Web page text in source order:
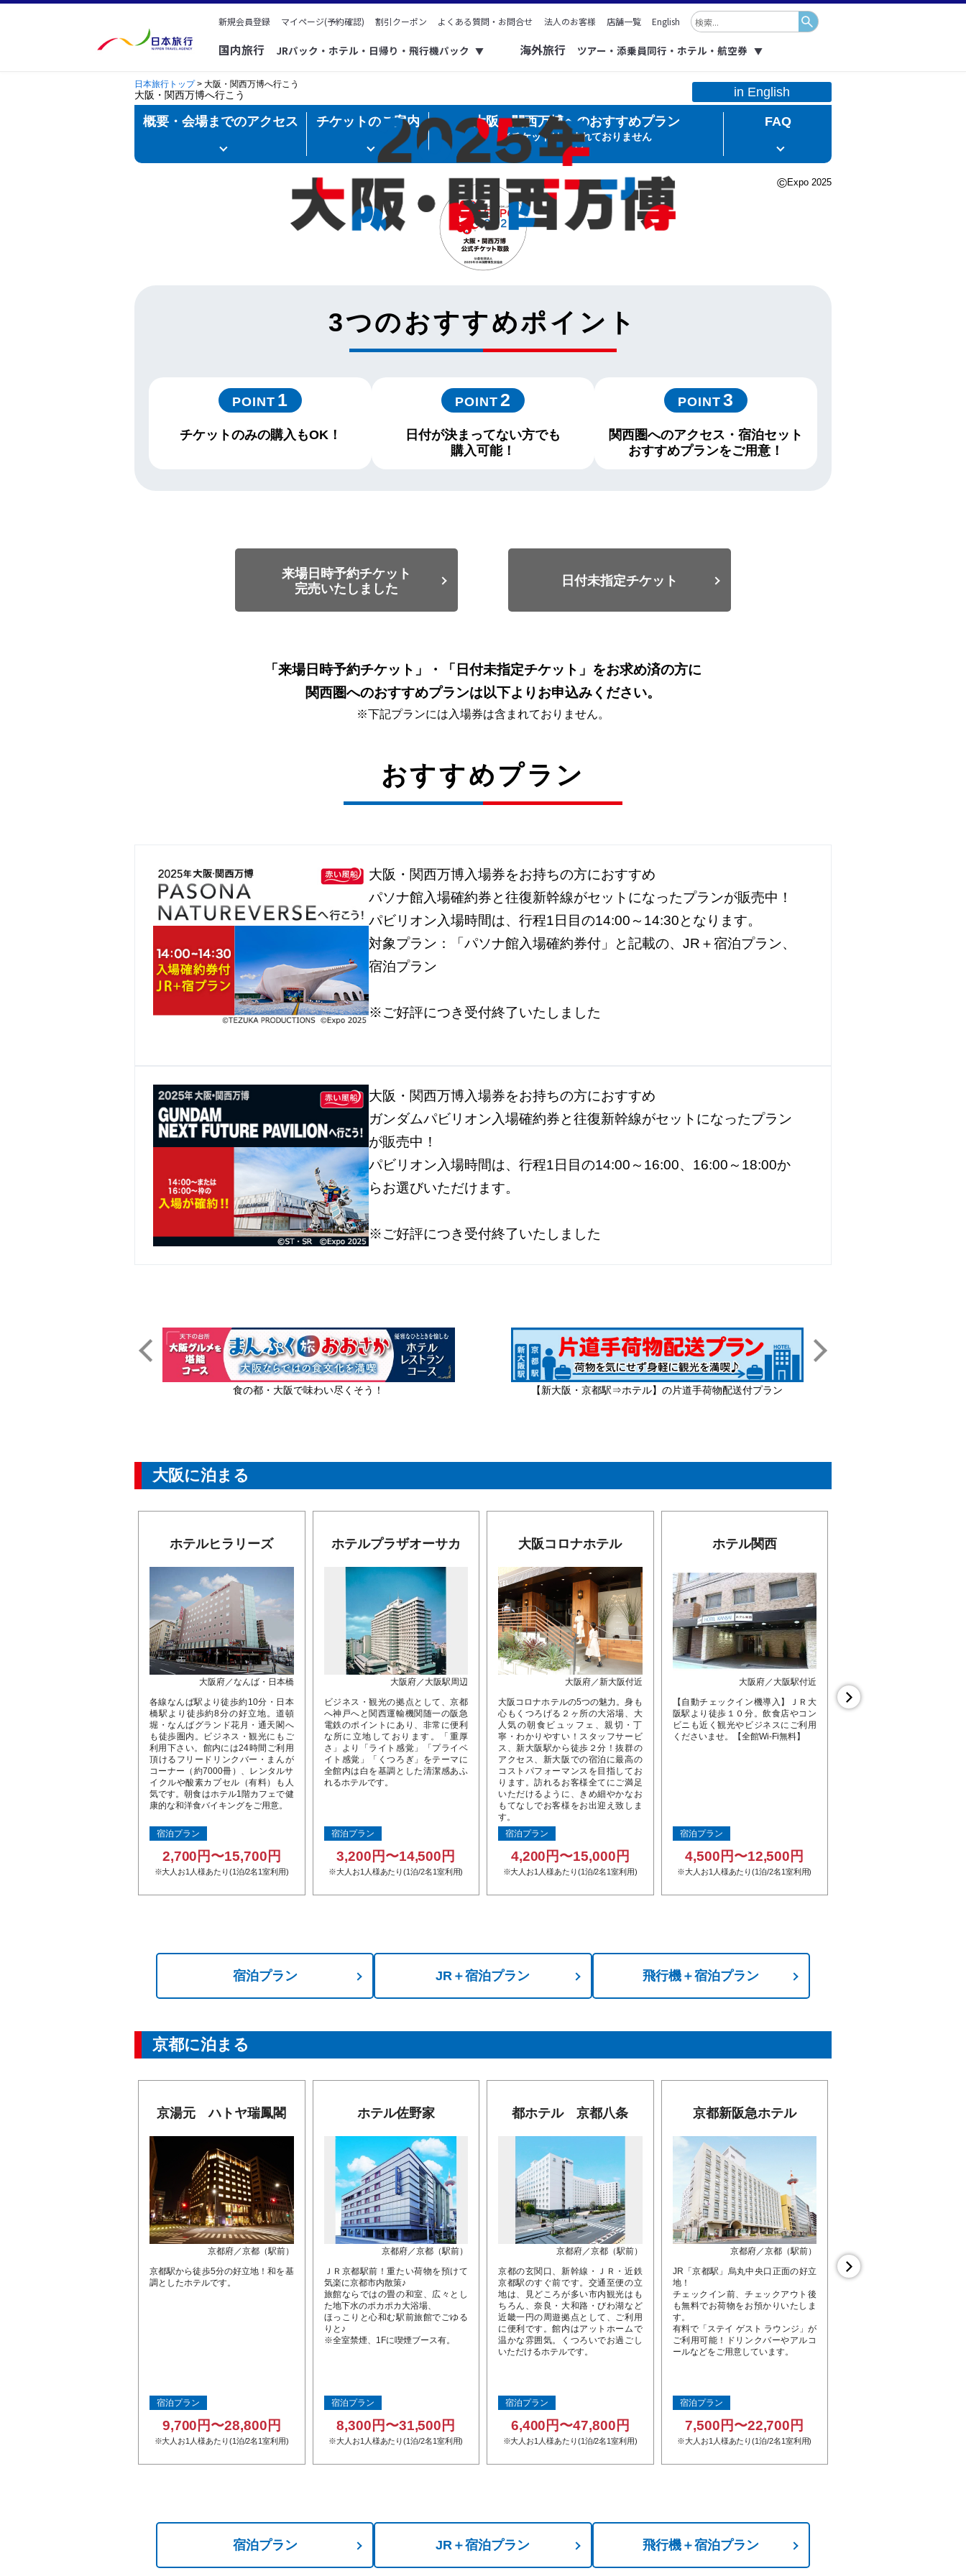
新規会員登録 マイページ(予約確認) 割引クーポン よくある質問・お問合せ 法人のお客様 店舗一覧 English
国内旅行 JRパック・ホテル・日帰り・飛行機パック ▼ 海外旅行 ツアー・添乗員同行・ホテル・航空券 ▼
日本旅行トップ> 大阪・関西万博へ行こう
大阪・関西万博へ行こう in English
概要・会場までのアクセス チケットのご案内 大阪・関西万博へのおすすめプラン
※チケットは含まれておりません
FAQ
©Expo 2025
3つのおすすめポイント
POINT 1
チケットのみの購入もOK！
POINT 2
日付が決まってない方でも
購入可能！
POINT 3
関西圏へのアクセス・宿泊セット
おすすめプランをご用意！
来場日時予約チケット
完売いたしました
日付未指定チケット
「来場日時予約チケット」・「日付未指定チケット」をお求め済の方に
関西圏へのおすすめプランは以下よりお申込みください。
※下記プランには入場券は含まれておりません。
おすすめプラン
大阪・関西万博入場券をお持ちの方におすすめ
パソナ館入場確約券と往復新幹線がセットになったプランが販売中！
パビリオン入場時間は、行程1日目の14:00～14:30となります。
対象プラン：「パソナ館入場確約券付」と記載の、JR＋宿泊プラン、
宿泊プラン
※ご好評につき受付終了いたしました
大阪・関西万博入場券をお持ちの方におすすめ
ガンダムパビリオン入場確約券と往復新幹線がセットになったプラン
が販売中！
パビリオン入場時間は、行程1日目の14:00～16:00、16:00～18:00か
らお選びいただけます。
※ご好評につき受付終了いたしました
食の都・大阪で味わい尽くそう！ 【新大阪・京都駅⇒ホテル】の片道手荷物配送付プラン
大阪に泊まる
ホテルヒラリーズ
大阪府／なんば・日本橋
各線なんば駅より徒歩約10分・日本
橋駅より徒歩約8分の好立地。道頓
堀・なんばグランド花月・通天閣へ
も徒歩圏内。ビジネス・観光にもご
利用下さい。館内には24時間ご利用
頂けるフリードリンクバー・まんが
コーナー（約7000冊）、レンタルサ
イクルや酸素カプセル（有料）も人
気です。朝食はホテル1階カフェで健
康的な和洋食バイキングをご用意。
宿泊プラン
2,700円〜15,700円
※大人お1人様あたり(1泊/2名1室利用)
ホテルプラザオーサカ
大阪府／大阪駅周辺
ビジネス・観光の拠点として、京都
へ神戸へと関西運輸機関随一の阪急
電鉄のポイントにあり、非常に便利
な所に立地しております。「重厚
さ」より「ライト感覚」「プライベ
イト感覚」「くつろぎ」をテーマに
全館内は白を基調とした清潔感あふ
れるホテルです。
宿泊プラン
3,200円〜14,500円
※大人お1人様あたり(1泊/2名1室利用)
大阪コロナホテル
大阪府／新大阪付近
大阪コロナホテルの5つの魅力。身も
心もくつろげる２ヶ所の大浴場、大
人気の朝食ビュッフェ、親切・丁
寧・わかりやすい！スタッフサービ
ス、新大阪駅から徒歩２分！抜群の
アクセス、新大阪での宿泊に最高の
コストパフォーマンスを目指してお
ります。訪れるお客様全てにご満足
いただけるように、きめ細やかなお
もてなしでお客様をお出迎え致しま
す。
宿泊プラン
4,200円〜15,000円
※大人お1人様あたり(1泊/2名1室利用)
ホテル関西
大阪府／大阪駅付近
【自動チェックイン機導入】ＪＲ大
阪駅より徒歩１０分。飲食店やコン
ビニも近く観光やビジネスにご利用
くださいませ。【全館Wi-Fi無料】
宿泊プラン
4,500円〜12,500円
※大人お1人様あたり(1泊/2名1室利用)
大阪メトロ谷町線・中央線『
宿泊プラン JR＋宿泊プラン 飛行機＋宿泊プラン
京都に泊まる
京湯元 ハトヤ瑞鳳閣
京都府／京都（駅前）
京都駅から徒歩5分の好立地！和を基
調としたホテルです。
宿泊プラン
9,700円〜28,800円
※大人お1人様あたり(1泊/2名1室利用)
ホテル佐野家
京都府／京都（駅前）
ＪＲ京都駅前！重たい荷物を預けて
気楽に京都市内散策♪
旅館ならではの畳の和室、広々とし
た地下水のポカポカ大浴場、
ほっこりと心和む駅前旅館でごゆる
りと♪
※全室禁煙、1Fに喫煙ブース有。
宿泊プラン
8,300円〜31,500円
※大人お1人様あたり(1泊/2名1室利用)
都ホテル 京都八条
京都府／京都（駅前）
京都の玄関口、新幹線・ＪＲ・近鉄
京都駅のすぐ前です。交通至便の立
地は、見どころが多い市内観光はも
ちろん、奈良・大和路・びわ湖など
近畿一円の周遊拠点として、ご利用
に便利です。館内はアットホームで
温かな雰囲気。くつろいでお過ごし
いただけるホテルです。
宿泊プラン
6,400円〜47,800円
※大人お1人様あたり(1泊/2名1室利用)
京都新阪急ホテル
京都府／京都（駅前）
JR「京都駅」烏丸中央口正面の好立
地！
チェックイン前、チェックアウト後
も無料でお荷物をお預かりいたしま
す。
有料で「ステイ ゲスト ラウンジ」が
ご利用可能！ドリンクバーやアルコ
ールなどをご用意しています。
宿泊プラン
7,500円〜22,700円
※大人お1人様あたり(1泊/2名1室利用)
ＪＲ京都駅との地下道で結ば
宿泊プラン JR＋宿泊プラン 飛行機＋宿泊プラン